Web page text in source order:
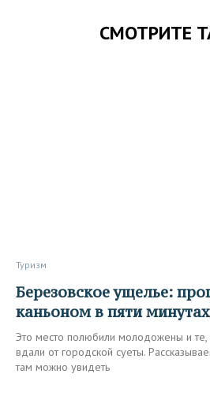
СМОТРИТЕ
Туризм
Березовское ущелье: прогулка над
каньоном в пяти
Это место полюбили молодожены и те,
вдали от городской суеты.
там можно увидеть